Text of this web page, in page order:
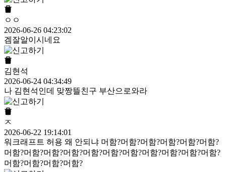
ㅇㅇ
2026-06-26 04:23:02
겜잘알이시네요
김현석
2026-06-24 04:34:49
나 김현석인데 맞짱뜰친구 부산으로와라
ㅈ
2026-06-22 19:14:01
워크래프트 허용 왜 안되냐 머함?머함?머함?머함?머함?머함?
머함?머함?머함?머함?머함?머함?머함?머함?머함?머함?머함?
머함?머함?머함?머함?